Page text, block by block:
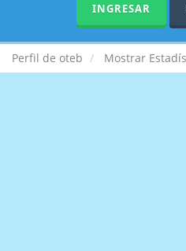
INGRESAR
Perfil de oteb Mostrar